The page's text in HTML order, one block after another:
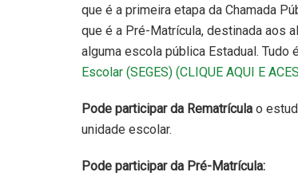
que é a primeira etapa da Chamada
que é a Pré-Matrícula, destinada aos
alguma escola pública Estadual.
Escolar (SEGES) (CLIQUE AQUI E
Pode participar da Rematrícula o
unidade escolar.
Pode participar da Pré-Matrícula: